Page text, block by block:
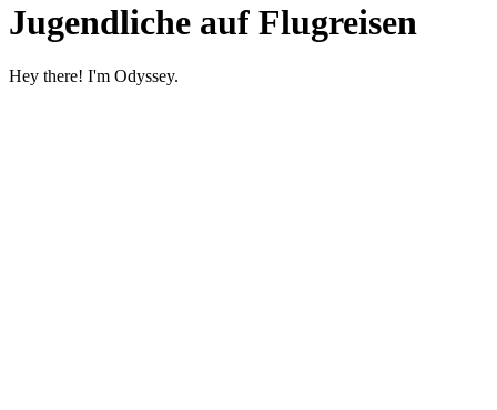
Jugendliche auf Flugreisen
Hey there! I'm Odyssey.